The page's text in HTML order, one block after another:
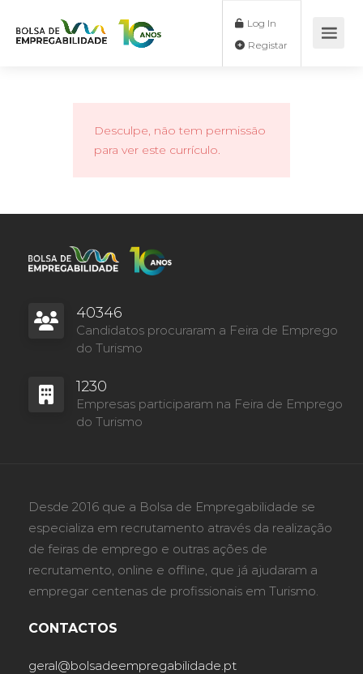
Log In
Desculpe, não tem permissão
para ver este currículo.
40346
Candidatos procuraram a Feira de Emprego
do Turismo
1230
Empresas participaram na Feira de Emprego
do Turismo
Desde 2016 que a Bolsa de Empregabilidade se
especializa em recrutamento através da realização
de feiras de emprego e outras ações de
recrutamento, online e offline, que já ajudaram a
empregar centenas de profissionais em Turismo.
CONTACTOS
geral@bolsadeempregabilidade.pt